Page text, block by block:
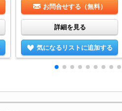
お問合せする（無料）
詳細を見る
気になるリストに追加する